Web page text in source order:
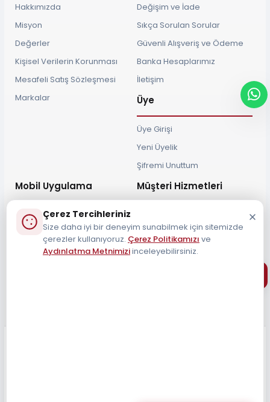
Hakkımızda
Misyon
Değerler
Kişisel Verilerin Korunması
Mesafeli Satış Sözleşmesi
Markalar
Değişim ve İade
Sıkça Sorulan Sorular
Güvenli Alışveriş ve Ödeme
Banka Hesaplarımız
İletişim
Üye
Üye Girişi
Yeni Üyelik
Şifremi Unuttum
Mobil Uygulama Müşteri Hizmetleri
Müşteri Destek Hattı
Çerez Tercihleriniz
Size daha iyi bir deneyim sunabilmek için sitemizde
çerezler kullanıyoruz. Çerez Politikamızı ve
Aydınlatma Metnimiziinceleyebilirsiniz.